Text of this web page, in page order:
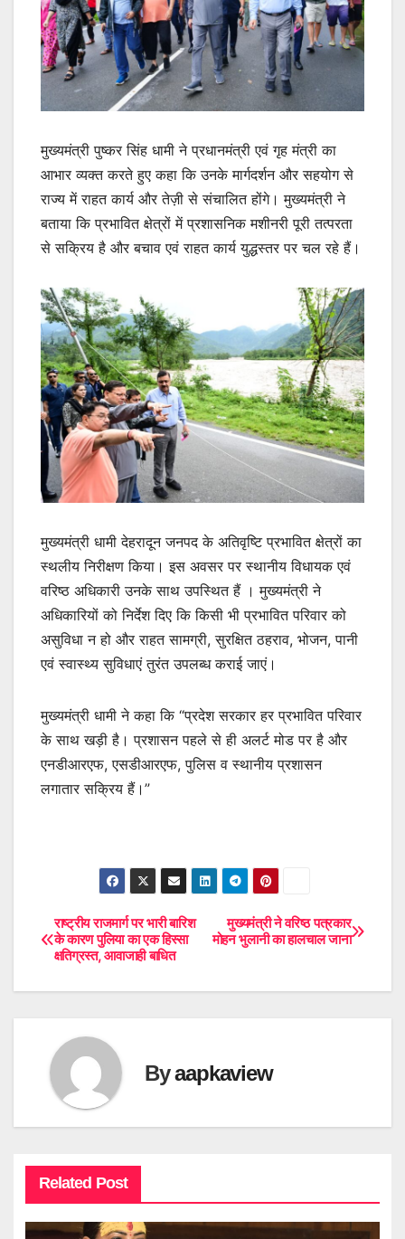
मुख्यमंत्री पुष्कर सिंह धामी ने प्रधानमंत्री एवं गृह मंत्री का
आभार व्यक्त करते हुए कहा कि उनके मार्गदर्शन और सहयोग से
राज्य में राहत कार्य और तेज़ी से संचालित होंगे। मुख्यमंत्री ने
बताया कि प्रभावित क्षेत्रों में प्रशासनिक मशीनरी पूरी तत्परता
से सक्रिय है और बचाव एवं राहत कार्य युद्धस्तर पर चल रहे हैं।
मुख्यमंत्री धामी देहरादून जनपद के अतिवृष्टि प्रभावित क्षेत्रों का
स्थलीय निरीक्षण किया। इस अवसर पर स्थानीय विधायक एवं
वरिष्ठ अधिकारी उनके साथ उपस्थित हैं । मुख्यमंत्री ने
अधिकारियों को निर्देश दिए कि किसी भी प्रभावित परिवार को
असुविधा न हो और राहत सामग्री, सुरक्षित ठहराव, भोजन, पानी
एवं स्वास्थ्य सुविधाएं तुरंत उपलब्ध कराई जाएं।
मुख्यमंत्री धामी ने कहा कि “प्रदेश सरकार हर प्रभावित परिवार
के साथ खड़ी है। प्रशासन पहले से ही अलर्ट मोड पर है और
एनडीआरएफ, एसडीआरएफ, पुलिस व स्थानीय प्रशासन
लगातार सक्रिय हैं।”
Post
navigation
मुख्यमंत्री ने वरिष्ठ पत्रकार
मोहन भुलानी का हालचाल जाना
राष्ट्रीय राजमार्ग पर भारी बारिश
के कारण पुलिया का एक हिस्सा
क्षतिग्रस्त, आवाजाही बाधित
Byaapkaview
Related Post